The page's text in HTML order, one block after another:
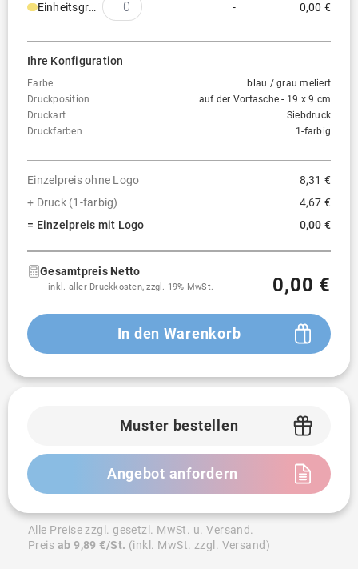
Einheitsgröße - 0,00 €
Ihre Konfiguration
Farbe
blau / grau meliert
Druckposition
auf der Vortasche - 19 x 9 cm
Druckart
Siebdruck
Druckfarben
1-farbig
Einzelpreis ohne Logo
8,31 €
+ Druck (1-farbig)
4,67 €
= Einzelpreis mit Logo
0,00 €
Gesamtpreis Netto
inkl. aller Druckkosten, zzgl. 19% MwSt. 0,00 €
In den Warenkorb
Muster bestellen
Angebot anfordern
Alle Preise zzgl. gesetzl. MwSt. u. Versand.
Preis ab 9,89 €/St. (inkl. MwSt. zzgl. Versand)